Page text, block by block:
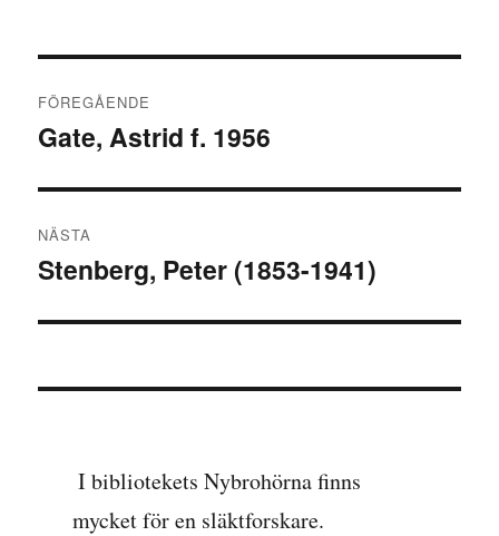
FÖREGÅENDE
Föregående
Gate, Astrid f. 1956
NÄSTA
Nästa
Stenberg, Peter (1853-1941)
I bibliotekets Nybrohörna finns
mycket för en släktforskare.